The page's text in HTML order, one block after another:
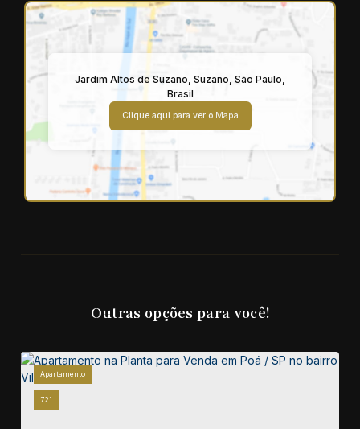
Jardim Altos de Suzano, Suzano, São Paulo,
Brasil
Clique aqui para ver o Mapa
Outras opções para você!
721
Apartamento